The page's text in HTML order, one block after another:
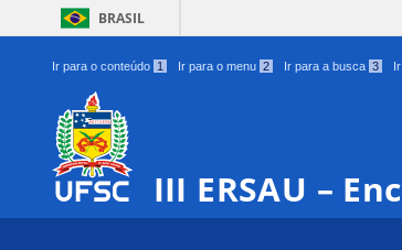
BRASIL
Ir para o conteúdo 1 Ir para o menu 2 Ir para a busca 3
III ERSAU –